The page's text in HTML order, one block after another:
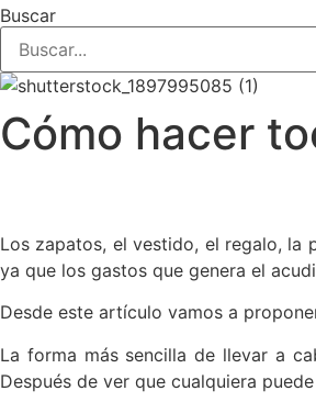
Buscar
Cómo hacer
Los zapatos, el vestido, el regalo, la
ya que los gastos que genera el
Desde este artículo vamos a
La forma más sencilla de llevar a
Después de ver que cualquiera